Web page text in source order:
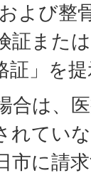
よび整
証また
証」を
合は、
れてい
市に請